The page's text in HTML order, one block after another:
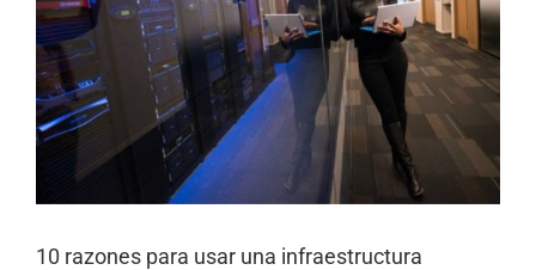
10 razones para usar una infraestructura